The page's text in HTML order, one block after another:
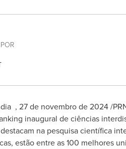
, 27 de novembro de 2024/
inaugural de ciências
na pesquisa científica
estão entre as 100 melhores